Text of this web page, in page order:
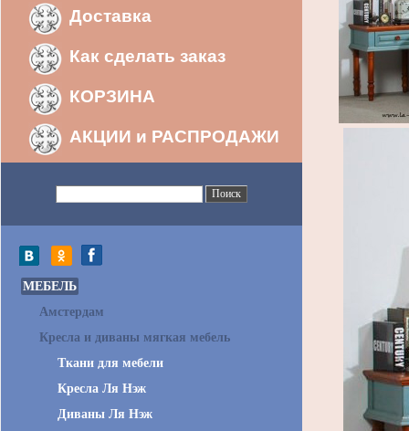
Доставка
Как сделать заказ
КОРЗИНА
АКЦИИ и РАСПРОДАЖИ
МЕБЕЛЬ
Амстердам
Кресла и диваны мягкая мебель
Ткани для мебели
Кресла Ля Нэж
Диваны Ля Нэж